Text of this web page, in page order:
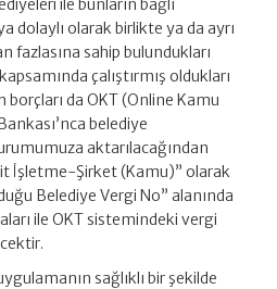
ile bunların bağlı
dolaylı olarak birlikte ya da ayrı
fazlasına sahip bulundukları
çalıştırmış oldukları
da OKT (Online Kamu
belediye
aktarılacağından
İşletme-Şirket (Kamu)” olarak
Belediye Vergi No” alanında
ile OKT sistemindeki vergi
sağlıklı bir şekilde